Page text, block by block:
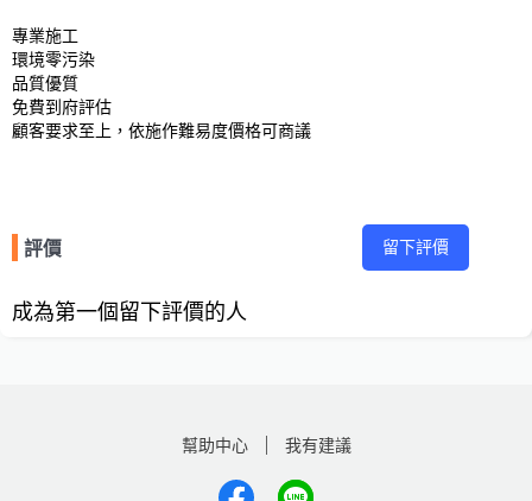
專業施工
環境零污染
品質優質
免費到府評估
顧客要求至上，依施作難易度價格可商議
評價 留下評價
成為第一個留下評價的人
幫助中心 我有建議